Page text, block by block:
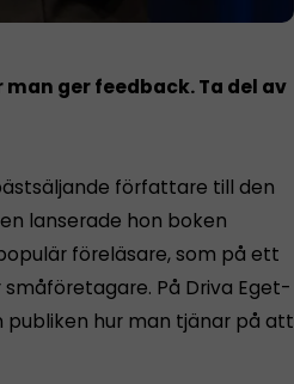
ger feedback. Ta del av
författare till den
lanserade hon boken
föreläsare, som på ett
På Driva Eget-
publiken hur man tjänar på att